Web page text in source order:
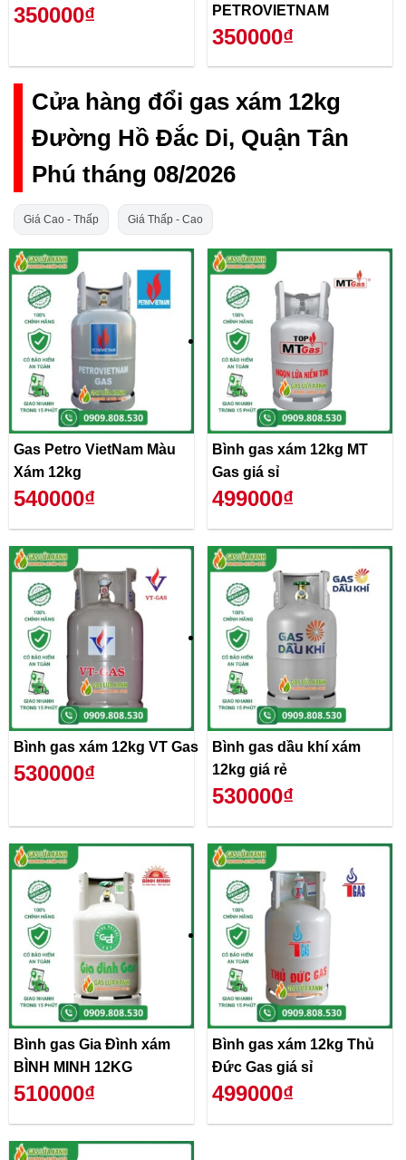
350000₫
PETROVIETNAM
350000₫
Cửa hàng đổi gas xám 12kg
Đường Hồ Đắc Di, Quận Tân
Phú tháng 08/2026
Giá Cao - Thấp Giá Thấp - Cao
Gas Petro VietNam Màu
Xám 12kg
540000₫
Bình gas xám 12kg MT
Gas giá sỉ
499000₫
Bình gas xám 12kg VT Gas
530000₫
Bình gas dầu khí xám
12kg giá rẻ
530000₫
Bình gas Gia Đình xám
BÌNH MINH 12KG
510000₫
Bình gas xám 12kg Thủ
Đức Gas giá sỉ
499000₫